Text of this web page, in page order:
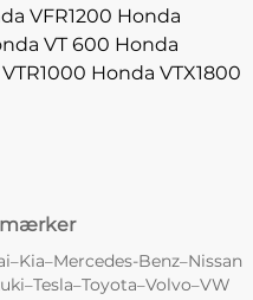
VFR1200 Honda
VT 600 Honda
Honda VTX1800
–Kia–Mercedes-Benz–Nissan
–Tesla–Toyota–Volvo–VW